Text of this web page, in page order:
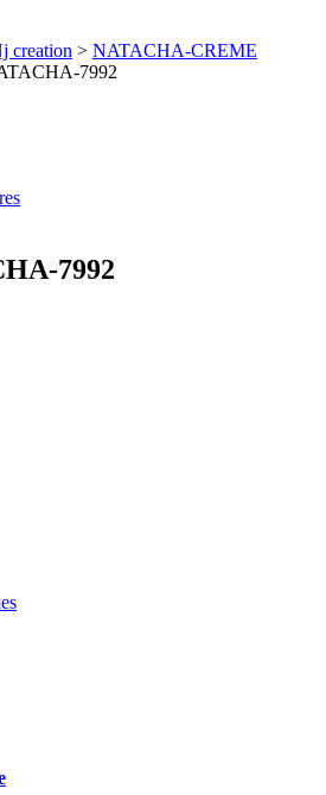
creation > NATACHA-CREME
7992
7992